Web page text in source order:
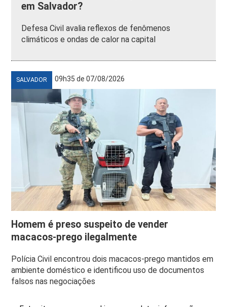
em Salvador?
Defesa Civil avalia reflexos de fenômenos
climáticos e ondas de calor na capital
SALVADOR 09h35 de 07/08/2026
Homem é preso suspeito de vender
macacos-prego ilegalmente
Polícia Civil encontrou dois macacos-prego mantidos em
ambiente doméstico e identificou uso de documentos
falsos nas negociações